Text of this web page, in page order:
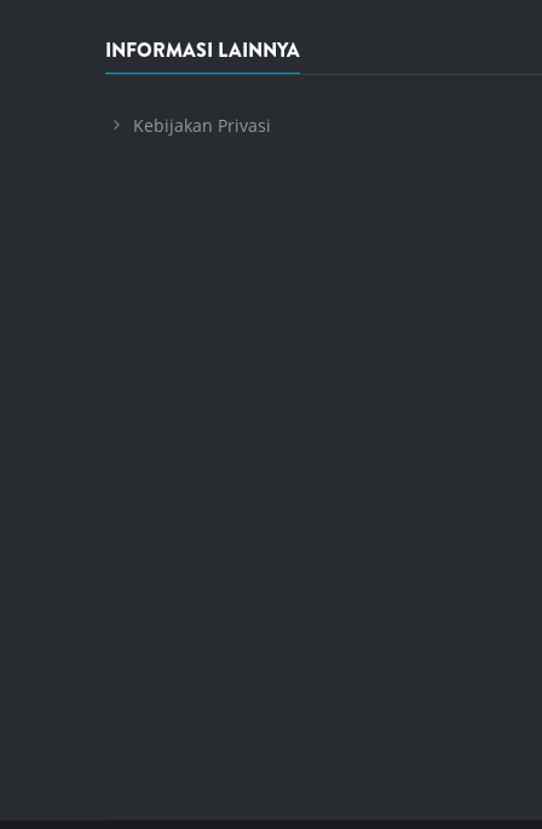
INFORMASI LAINNYA
Kebijakan Privasi